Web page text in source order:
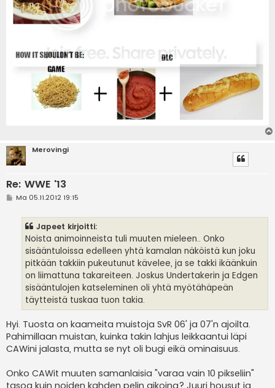
Merovingi
Re: WWE '13
VMa 05.11.2012 19:15
Japeet kirjoitti:
Noista animoinneista tuli muuten mieleen.. Onko
sisääntuloissa edelleen yhtä kamalan näköistä kun joku
pitkään takkiin pukeutunut kävelee, ja se takki ikäänkuin
on liimattuna takareiteen. Joskus Undertakerin ja Edgen
sisääntulojen katseleminen oli yhtä myötähäpeän
täytteistä tuskaa tuon takia.
Hyi. Tuosta on kaameita muistoja SvR 06' ja 07'n ajoilta.
Pahimillaan muistan, kuinka takin lahjus leikkaantui läpi
CAWini jalasta, mutta se nyt oli bugi eikä ominaisuus.
Onko CAWit muuten samanlaisia "varaa vain 10 pikseliin"